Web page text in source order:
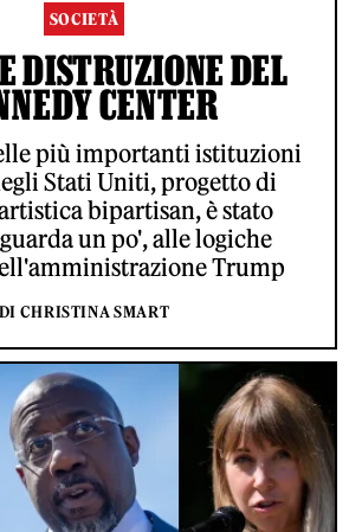
SOCIETÀ
DISTRUZIONE DEL
CENTER
più importanti istituzioni
Stati Uniti, progetto di
bipartisan, è stato
un po', alle logiche
Trump
DI CHRISTINA SMART